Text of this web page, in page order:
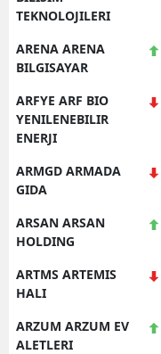
TEKNOLOJILERI
ARENA ARENA
BILGISAYAR
ARFYE ARF BIO
YENILENEBILIR
ENERJI
ARMGD ARMADA
GIDA
ARSAN ARSAN
HOLDING
ARTMS ARTEMIS
HALI
ARZUM ARZUM EV
ALETLERI